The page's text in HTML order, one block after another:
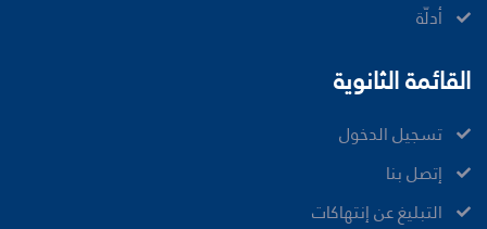
أدلّة
القائمة الثانوية
تسجيل الدخول
إتصل بنا
ﺍﻟﺘﺒﻠﻴﻎ ﻋﻦ ﺇﻧﺘﻬﺎﻛﺎﺕ